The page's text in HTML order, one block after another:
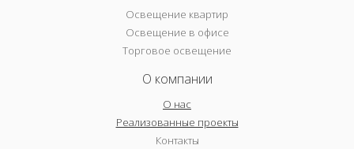
Освещение квартир
Освещение в офисе
Торговое освещение
О компании
О нас
Реализованные проекты
Контакты